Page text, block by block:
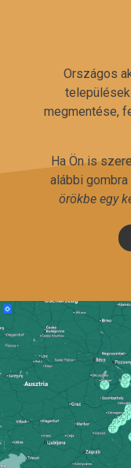
Országos
megmentése,
Ha Ön is
alábbi
örökbe egy